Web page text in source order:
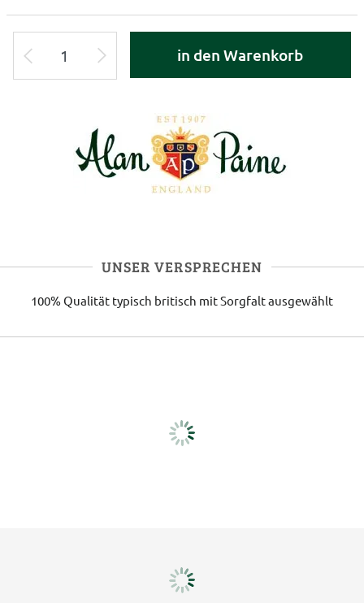
in den Warenkorb
UNSER VERSPRECHEN
100% Qualität typisch britisch mit Sorgfalt ausgewählt